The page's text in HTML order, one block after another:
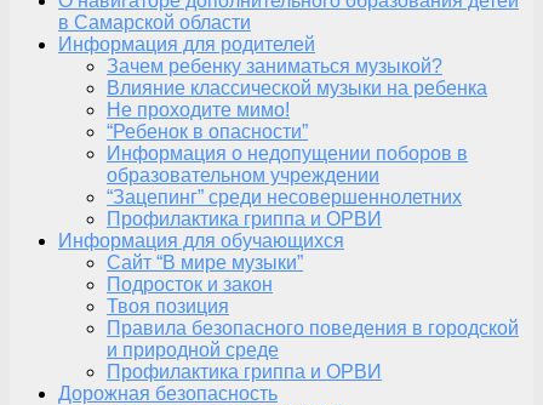
в Самарской области
Информация для родителей
Зачем ребенку заниматься музыкой?
Влияние классической музыки на ребенка
Не проходите мимо!
“Ребенок в опасности”
Информация о недопущении поборов в
образовательном учреждении
“Зацепинг” среди несовершеннолетних
Профилактика гриппа и ОРВИ
Информация для обучающихся
Сайт “В мире музыки”
Подросток и закон
Твоя позиция
Правила безопасного поведения в городской
и природной среде
Профилактика гриппа и ОРВИ
Дорожная безопасность